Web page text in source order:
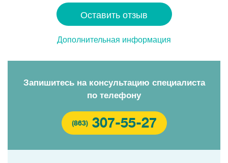
Оставить отзыв
Дополнительная информация
Запишитесь на консультацию специалиста
по телефону
(863) 307-55-27